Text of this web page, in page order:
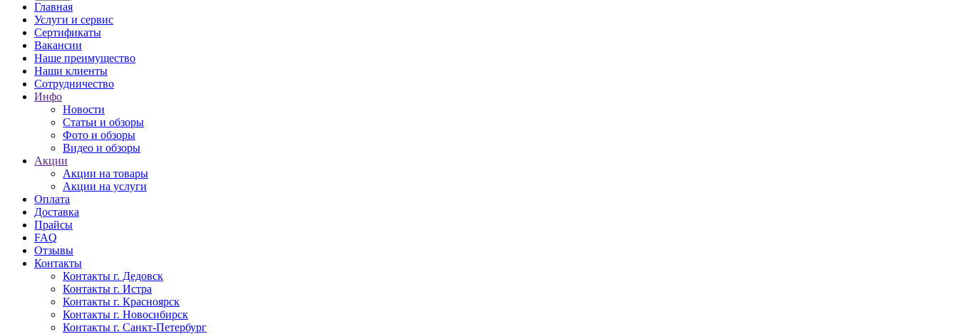
Главная
Услуги и сервис
Сертификаты
Вакансии
Наше преимущество
Наши клиенты
Сотрудничество
Инфо
Новости
Статьи и обзоры
Фото и обзоры
Видео и обзоры
Акции
Акции на товары
Акции на услуги
Оплата
Доставка
Прайсы
FAQ
Отзывы
Контакты
Контакты г. Дедовск
Контакты г. Истра
Контакты г. Красноярск
Контакты г. Новосибирск
Контакты г. Санкт-Петербург